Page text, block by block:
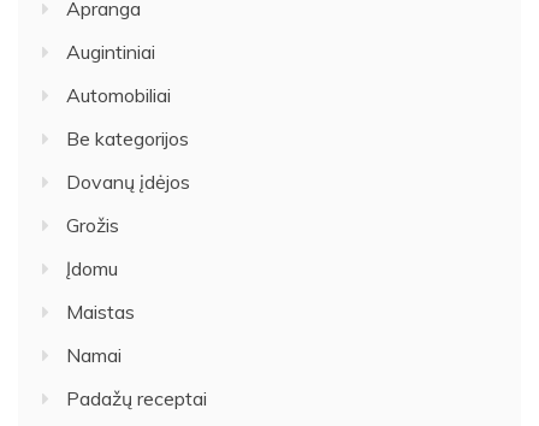
Apranga
Augintiniai
Automobiliai
Be kategorijos
Dovanų įdėjos
Grožis
Įdomu
Maistas
Namai
Padažų receptai